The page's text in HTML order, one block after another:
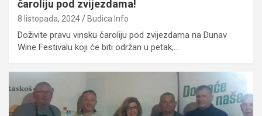
čaroliju pod zvijezdama!
8 listopada, 2024 Budica Info
Doživite pravu vinsku čaroliju pod zvijezdama na Dunav
Wine Festivalu koji će biti održan u petak,…